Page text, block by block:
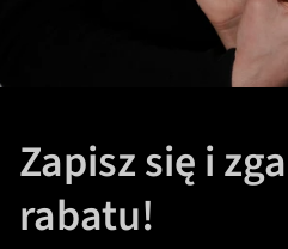
Zapisz się i
rabatu!